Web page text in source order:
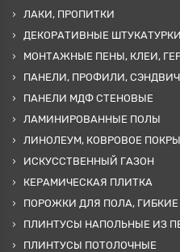
ЛАКИ, ПРОПИТКИ
ДЕКОРАТИВНЫЕ
МОНТАЖНЫЕ ПЕНЫ, КЛЕИ,
ПАНЕЛИ, ПРОФИЛИ,
ПАНЕЛИ МДФ СТЕНОВЫЕ
ЛАМИНИРОВАННЫЕ ПОЛЫ
ЛИНОЛЕУМ, КОВРОВОЕ
ИСКУССТВЕННЫЙ ГАЗОН
КЕРАМИЧЕСКАЯ ПЛИТКА
ПОРОЖКИ ДЛЯ ПОЛА,
ПЛИНТУСЫ НАПОЛЬНЫЕ ИЗ
ПЛИНТУСЫ ПОТОЛОЧНЫЕ